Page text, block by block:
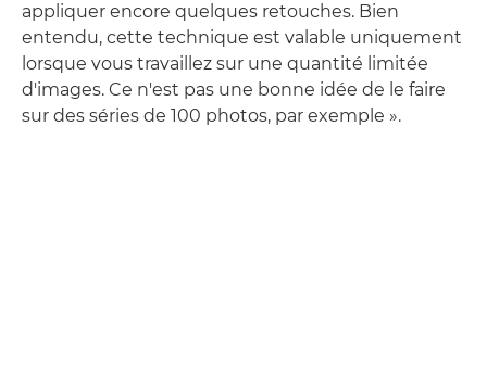
appliquer encore quelques retouches. Bien
entendu, cette technique est valable uniquement
lorsque vous travaillez sur une quantité limitée
d'images. Ce n'est pas une bonne idée de le faire
sur des séries de 100 photos, par exemple ».